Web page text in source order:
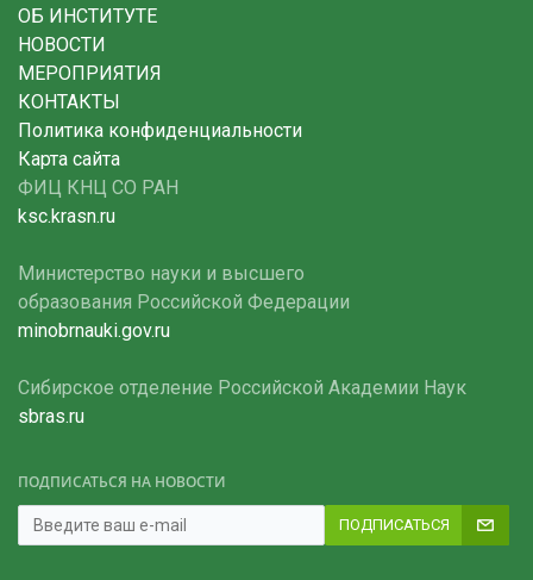
ОБ ИНСТИТУТЕ
НОВОСТИ
МЕРОПРИЯТИЯ
КОНТАКТЫ
Политика конфиденциальности
Карта сайта
ФИЦ КНЦ СО РАН
ksc.krasn.ru
Министерство науки и высшего
образования Российской Федерации
minobrnauki.gov.ru
Сибирское отделение Российской Академии Наук
sbras.ru
ПОДПИСАТЬСЯ НА НОВОСТИ
ПОДПИСАТЬСЯ